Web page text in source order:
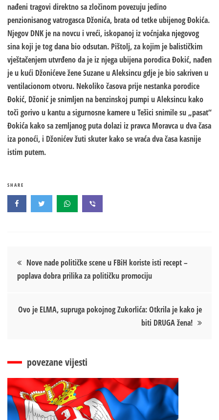
nađeni tragovi direktno sa zločinom povezuju jedino
penzionisanog vatrogasca Džonića, brata od tetke ubijenog Đokića.
Njegov DNK je na novcu i vreći, iskopanoj iz voćnjaka njegovog
sina koji je tog dana bio odsutan. Pištolj, za kojim je balističkim
vještačenjem utvrđeno da je iz njega ubijena porodica Đokić, nađen
je u kući Džonićeve žene Suzane u Aleksincu gdje je bio sakriven u
ventilacionom otvoru. Nekoliko časova prije nestanka porodice
Đokić, Džonić je snimljen na benzinskoj pumpi u Aleksincu kako
toči gorivo u kantu a sigurnosne kamere u Tešici snimile su „pasat“
Đokića kako sa zemljanog puta dolazi iz pravca Moravca u dva časa
iza ponoći, i Džonićev žuti skuter kako se vraća dva časa kasnije
istim putem.
SHARE
Кретање
чланка
Nove nade političke scene u FBiH koriste isti recept –
poplava dobra prilika za političku promociju
Ovo je ELMA, supruga pokojnog Zukorlića: Otkrila je kako je
biti DRUGA žena!
povezane vijesti